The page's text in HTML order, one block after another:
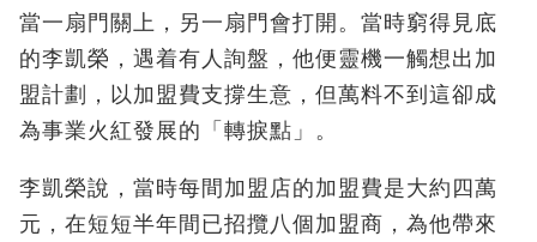
當一扇門關上，另一扇門會打開。當時窮得見底
的李凱榮，遇着有人詢盤，他便靈機一觸想出加
盟計劃，以加盟費支撐生意，但萬料不到這卻成
為事業火紅發展的「轉捩點」。
李凱榮說，當時每間加盟店的加盟費是大約四萬
元，在短短半年間已招攬八個加盟商，為他帶來